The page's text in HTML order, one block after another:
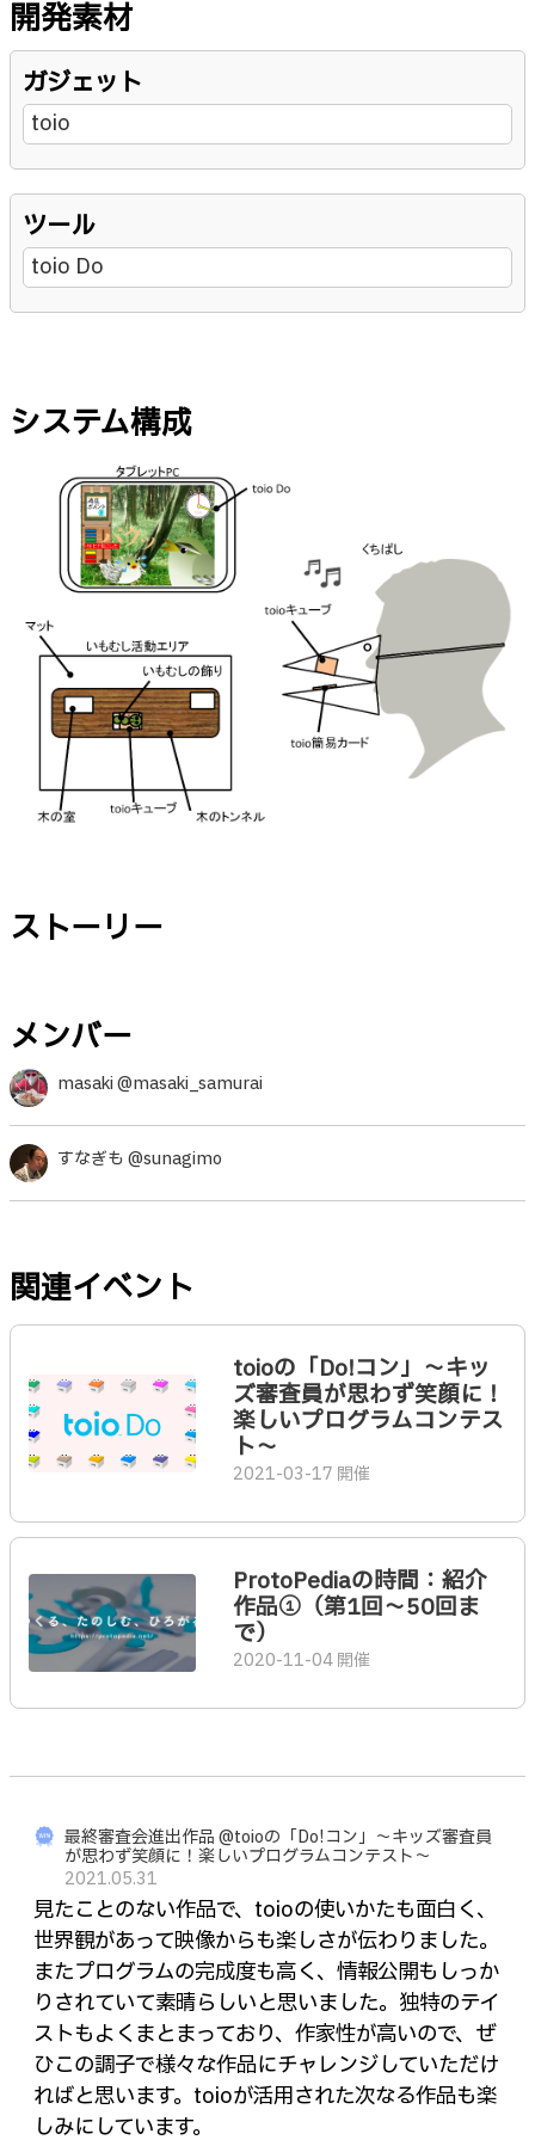
開発素材
ガジェット
toio
ツール
toio Do
システム構成
ストーリー
メンバー
masaki @masaki_samurai
すなぎも @sunagimo
関連イベント
toioの「Do!コン」～キッ
ズ審査員が思わず笑顔に！
楽しいプログラムコンテス
ト～
2021-03-17 開催
ProtoPediaの時間：紹介
作品①（第1回〜50回ま
で）
2020-11-04 開催
最終審査会進出作品 @toioの「Do!コン」～キッズ審査員
が思わず笑顔に！楽しいプログラムコンテスト～
2021.05.31
見たことのない作品で、toioの使いかたも面白く、
世界観があって映像からも楽しさが伝わりました。
またプログラムの完成度も高く、情報公開もしっか
りされていて素晴らしいと思いました。独特のテイ
ストもよくまとまっており、作家性が高いので、ぜ
ひこの調子で様々な作品にチャレンジしていただけ
ればと思います。toioが活用された次なる作品も楽
しみにしています。